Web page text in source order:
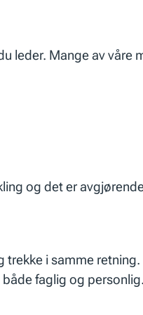
leder. Mange av våre
og det er
i samme
faglig og